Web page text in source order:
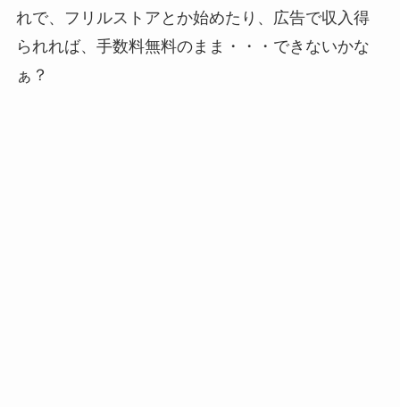
れで、フリルストアとか始めたり、広告で収入得
られれば、手数料無料のまま・・・できないかな
ぁ？